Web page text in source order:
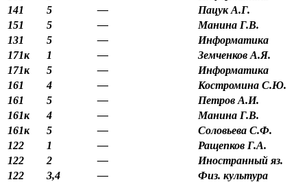
141
5 —
Пацук А.Г.
151
5 —
Манина Г.В.
131
5 —
Информатика
171к
1 —
Земченков А.Я.
171к
5 —
Информатика
161
4 —
Костромина С.Ю.
161
5 —
Петров А.И.
161к
4 —
Манина Г.В.
161к
5 —
Соловьева С.Ф.
122
1 —
Ращепков Г.А.
122
2 —
Иностранный яз.
122
3,4 —
Физ. культура